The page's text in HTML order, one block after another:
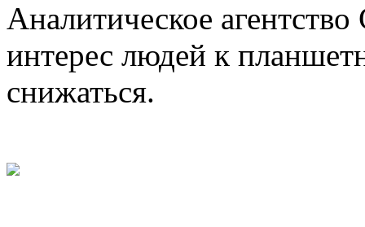
Аналитическое
интерес людей к
снижаться.